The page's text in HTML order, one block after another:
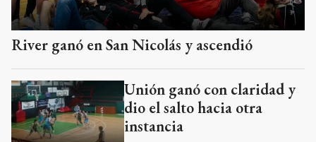
River ganó en San Nicolás y ascendió
Unión ganó con claridad y
dio el salto hacia otra
instancia